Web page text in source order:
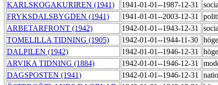
KARLSKOGAKURIREN (1941)
1941-01-01--1987-12-31
FRYKSDALSBYGDEN (1941)
1941-01-01--2003-12-31
ARBETARFRONT (1942)
1942-01-01--1943-12-31
TOMELILLA TIDNING (1905)
1942-01-01--1944-11-30
DALPILEN (1942)
1942-01-01--1946-12-31
ARVIKA TIDNING (1884)
1942-01-01--1946-12-31
DAGSPOSTEN (1941)
1942-01-01--1946-12-31